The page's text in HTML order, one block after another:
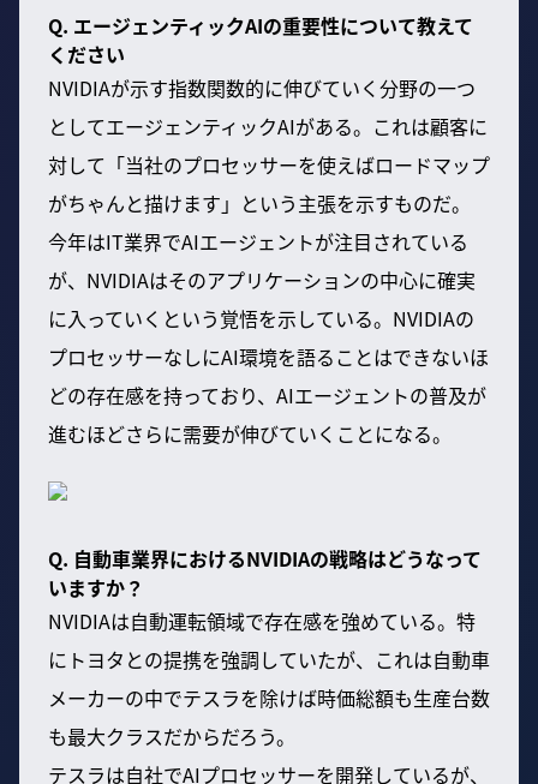
Q. エージェンティックAIの重要性について教えて
ください
NVIDIAが示す指数関数的に伸びていく分野の一つ
としてエージェンティックAIがある。これは顧客に
対して「当社のプロセッサーを使えばロードマップ
がちゃんと描けます」という主張を示すものだ。
今年はIT業界でAIエージェントが注目されている
が、NVIDIAはそのアプリケーションの中心に確実
に入っていくという覚悟を示している。NVIDIAの
プロセッサーなしにAI環境を語ることはできないほ
どの存在感を持っており、AIエージェントの普及が
進むほどさらに需要が伸びていくことになる。
Q. 自動車業界におけるNVIDIAの戦略はどうなって
いますか？
NVIDIAは自動運転領域で存在感を強めている。特
にトヨタとの提携を強調していたが、これは自動車
メーカーの中でテスラを除けば時価総額も生産台数
も最大クラスだからだろう。
テスラは自社でAIプロセッサーを開発しているが、